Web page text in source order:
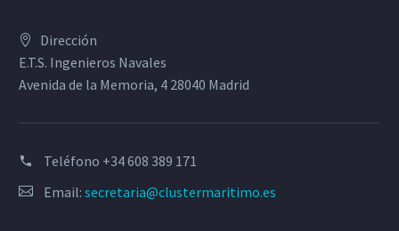
Dirección
E.T.S. Ingenieros Navales
Avenida de la Memoria, 4 28040 Madrid
Teléfono +34 608 389 171
Email: secretaria@clustermaritimo.es